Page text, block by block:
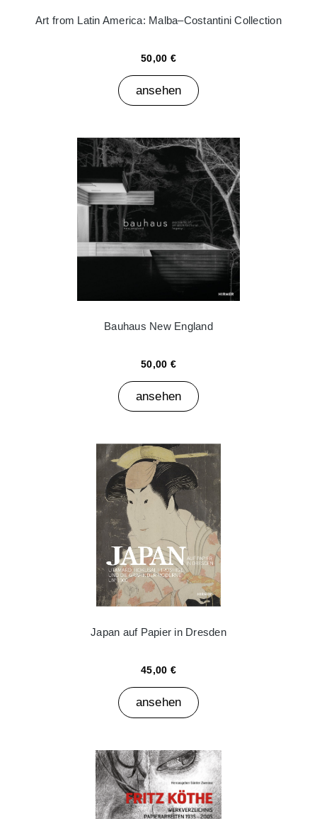
Art from Latin America: Malba–Costantini Collection
50,00 €
ansehen
Bauhaus New England
50,00 €
ansehen
Japan auf Papier in Dresden
45,00 €
ansehen